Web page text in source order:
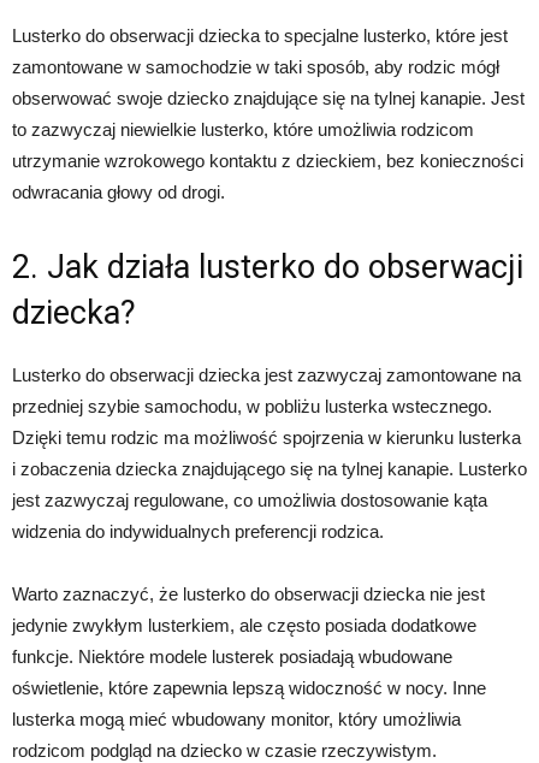
Lusterko do obserwacji dziecka to specjalne lusterko, które jest
zamontowane w samochodzie w taki sposób, aby rodzic mógł
obserwować swoje dziecko znajdujące się na tylnej kanapie. Jest
to zazwyczaj niewielkie lusterko, które umożliwia rodzicom
utrzymanie wzrokowego kontaktu z dzieckiem, bez konieczności
odwracania głowy od drogi.
2. Jak działa lusterko do obserwacji
dziecka?
Lusterko do obserwacji dziecka jest zazwyczaj zamontowane na
przedniej szybie samochodu, w pobliżu lusterka wstecznego.
Dzięki temu rodzic ma możliwość spojrzenia w kierunku lusterka
i zobaczenia dziecka znajdującego się na tylnej kanapie. Lusterko
jest zazwyczaj regulowane, co umożliwia dostosowanie kąta
widzenia do indywidualnych preferencji rodzica.
Warto zaznaczyć, że lusterko do obserwacji dziecka nie jest
jedynie zwykłym lusterkiem, ale często posiada dodatkowe
funkcje. Niektóre modele lusterek posiadają wbudowane
oświetlenie, które zapewnia lepszą widoczność w nocy. Inne
lusterka mogą mieć wbudowany monitor, który umożliwia
rodzicom podgląd na dziecko w czasie rzeczywistym.